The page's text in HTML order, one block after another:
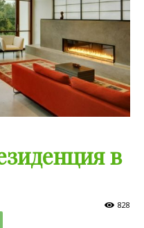
в
828